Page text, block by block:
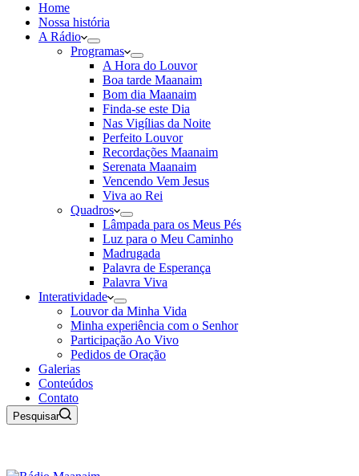
Home
Nossa história
A Rádio
Programas
A Hora do Louvor
Boa tarde Maanaim
Bom dia Maanaim
Finda-se este Dia
Nas Vigílias da Noite
Perfeito Louvor
Recordações Maanaim
Serenata Maanaim
Vencendo Vem Jesus
Viva ao Rei
Quadros
Lâmpada para os Meus Pés
Luz para o Meu Caminho
Madrugada
Palavra de Esperança
Palavra Viva
Interatividade
Louvor da Minha Vida
Minha experiência com o Senhor
Participação Ao Vivo
Pedidos de Oração
Galerias
Conteúdos
Contato
Pesquisar